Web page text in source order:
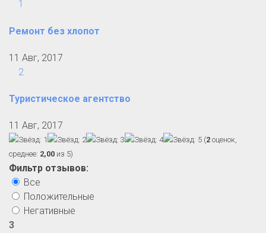
1
Ремонт без хлопот
11 Авг, 2017
2
Туристическое агентство
11 Авг, 2017
(2 оценок,
среднее: 2,00 из 5)
Фильтр отзывов:
Все
Положительные
Негативные
3